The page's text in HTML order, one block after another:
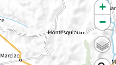
considérée dans les
pourvu de
de protection sur
+
−